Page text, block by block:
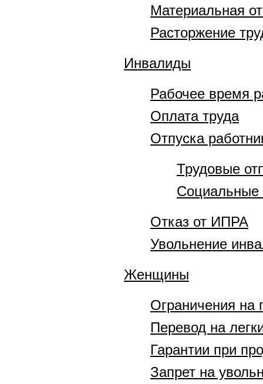
Материальная
Расторжение
Инвалиды
Рабочее время
Оплата труда
Отпуска
Трудовые
Социальные
Отказ от ИПРА
Увольнение
Женщины
Ограничения на
Перевод на
Гарантии при
Запрет на